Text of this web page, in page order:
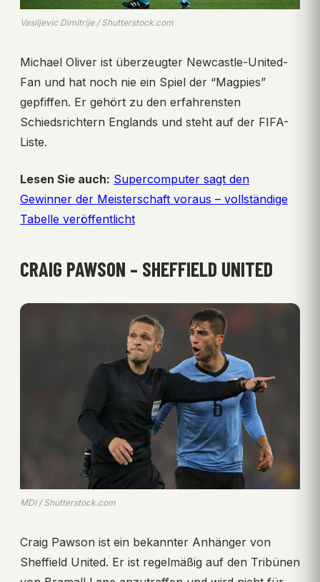
Vasiljevic Dimitrije / Shutterstock.com
Michael Oliver ist überzeugter Newcastle-United-
Fan und hat noch nie ein Spiel der “Magpies”
gepfiffen. Er gehört zu den erfahrensten
Schiedsrichtern Englands und steht auf der FIFA-
Liste.
Lesen Sie auch: Supercomputer sagt den
Gewinner der Meisterschaft voraus – vollständige
Tabelle veröffentlicht
CRAIG PAWSON – SHEFFIELD UNITED
MDI / Shutterstock.com
Craig Pawson ist ein bekannter Anhänger von
Sheffield United. Er ist regelmäßig auf den Tribünen